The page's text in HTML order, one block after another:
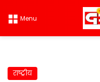
Menu
राष्ट्रीय